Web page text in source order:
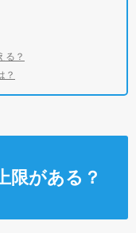
る？
？
限がある？